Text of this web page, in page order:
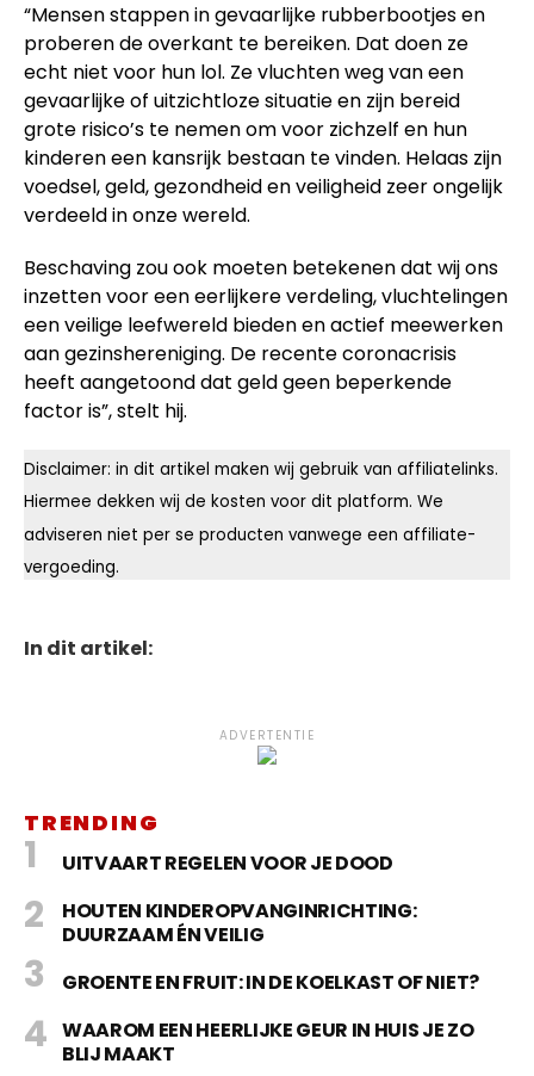
“Mensen stappen in gevaarlijke rubberbootjes en
proberen de overkant te bereiken. Dat doen ze
echt niet voor hun lol. Ze vluchten weg van een
gevaarlijke of uitzichtloze situatie en zijn bereid
grote risico’s te nemen om voor zichzelf en hun
kinderen een kansrijk bestaan te vinden. Helaas zijn
voedsel, geld, gezondheid en veiligheid zeer ongelijk
verdeeld in onze wereld.
Beschaving zou ook moeten betekenen dat wij ons
inzetten voor een eerlijkere verdeling, vluchtelingen
een veilige leefwereld bieden en actief meewerken
aan gezinshereniging. De recente coronacrisis
heeft aangetoond dat geld geen beperkende
factor is”, stelt hij.
Disclaimer: in dit artikel maken wij gebruik van affiliatelinks.
Hiermee dekken wij de kosten voor dit platform. We
adviseren niet per se producten vanwege een affiliate-
vergoeding.
In dit artikel:
ADVERTENTIE
TRENDING
UITVAART REGELEN VOOR JE DOOD
HOUTEN KINDEROPVANGINRICHTING:
DUURZAAM ÉN VEILIG
GROENTE EN FRUIT: IN DE KOELKAST OF NIET?
WAAROM EEN HEERLIJKE GEUR IN HUIS JE ZO
BLIJ MAAKT